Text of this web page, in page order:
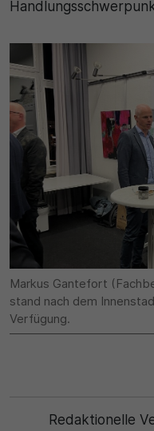
Markus Gantefort
stand nach dem
Verfügung.
Redaktionelle